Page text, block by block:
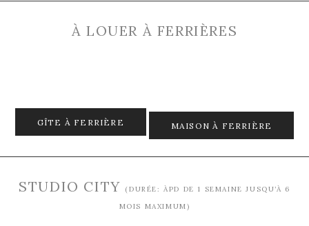
À LOUER À FERRIÈRES
GÎTE À FERRIÈRE MAISON À FERRIÈRE
STUDIO CITY
(DURÉE: ÀPD DE 1 SEMAINE JUSQU’À 6
MOIS MAXIMUM)